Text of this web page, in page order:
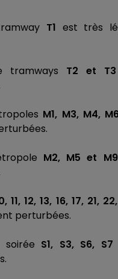
T1 est très
tramways T2 et T3
M1, M3, M4,
M2, M5 et M9
11, 12, 13, 16, 17, 21,
perturbées.
soirée S1, S3, S6,